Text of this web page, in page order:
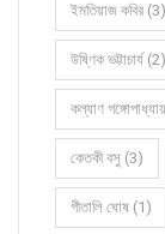
ইমতিয়াজ কবির (3)
উষ্ণিক ভট্টাচার্য (2)
কল্যাণ
কেতকী বসু (3)
গীতালি ঘোষ (1)